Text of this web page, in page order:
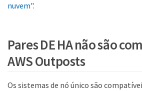
nuvem".
Pares DE HA não são
AWS Outposts
Os sistemas de nó único são